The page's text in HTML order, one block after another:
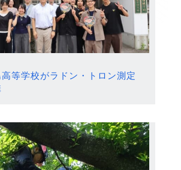
等学校がラドン・トロン測定